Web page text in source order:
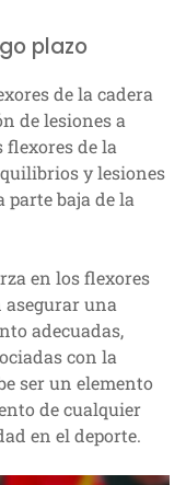
plazo
de la cadera
de lesiones a
flexores de la
y lesiones
parte baja de la
en los flexores
asegurar una
adecuadas,
con la
ser un elemento
de cualquier
en el deporte.